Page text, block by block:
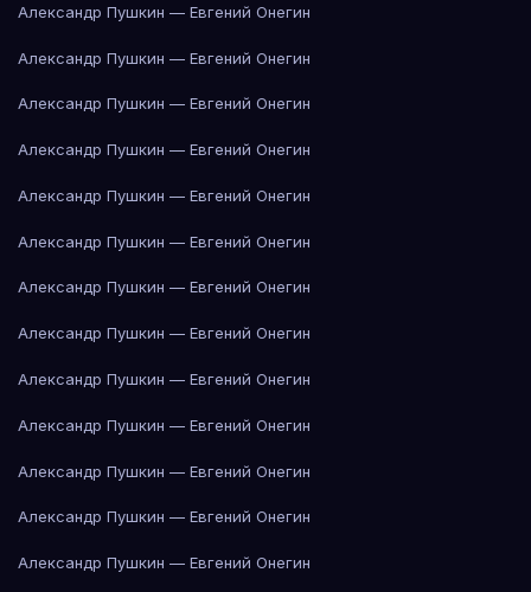
Александр Пушкин — Евгений Онегин
Александр Пушкин — Евгений Онегин
Александр Пушкин — Евгений Онегин
Александр Пушкин — Евгений Онегин
Александр Пушкин — Евгений Онегин
Александр Пушкин — Евгений Онегин
Александр Пушкин — Евгений Онегин
Александр Пушкин — Евгений Онегин
Александр Пушкин — Евгений Онегин
Александр Пушкин — Евгений Онегин
Александр Пушкин — Евгений Онегин
Александр Пушкин — Евгений Онегин
Александр Пушкин — Евгений Онегин